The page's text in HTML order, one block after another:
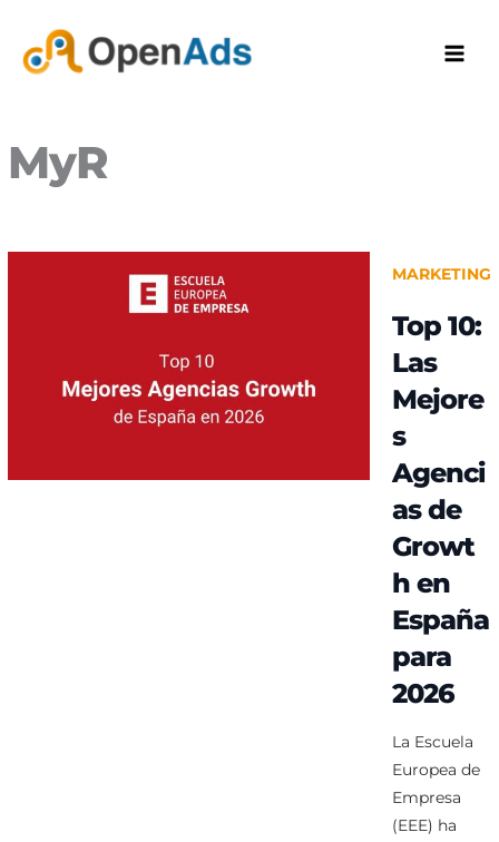
contenido
MyR
MARKETING
Top 10:
Las
Mejore
s
Agenci
as de
Growt
h en
España
para
2026
La Escuela
Europea de
Empresa
(EEE) ha